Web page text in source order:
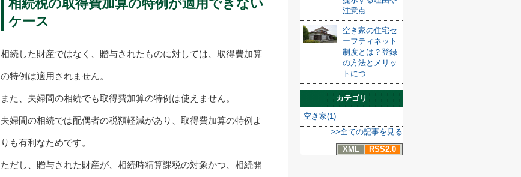
相続税の取得費加算の特例が適用できない
ケース
相続した財産ではなく、贈与されたものに対しては、取得費加算
の特例は適用されません。
また、夫婦間の相続でも取得費加算の特例は使えません。
夫婦間の相続では配偶者の税額軽減があり、取得費加算の特例よ
りも有利なためです。
ただし、贈与された財産が、相続時精算課税の対象かつ、相続開
注意点...
空き家の住宅セ
ーフティネット
制度とは？登録
の方法とメリッ
トにつ...
カテゴリ
空き家(1)
>>全ての記事を見る
XML
RSS2.0